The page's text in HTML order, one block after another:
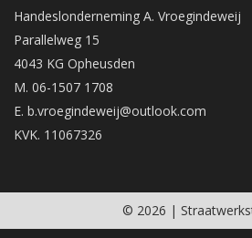
Handeslonderneming A. Vroegindeweij
Parallelweg 15
4043 KG Opheusden
M. 06-1507 1708
E. b.vroegindeweij@outlook.com
KVK. 11067326
© 2026 |